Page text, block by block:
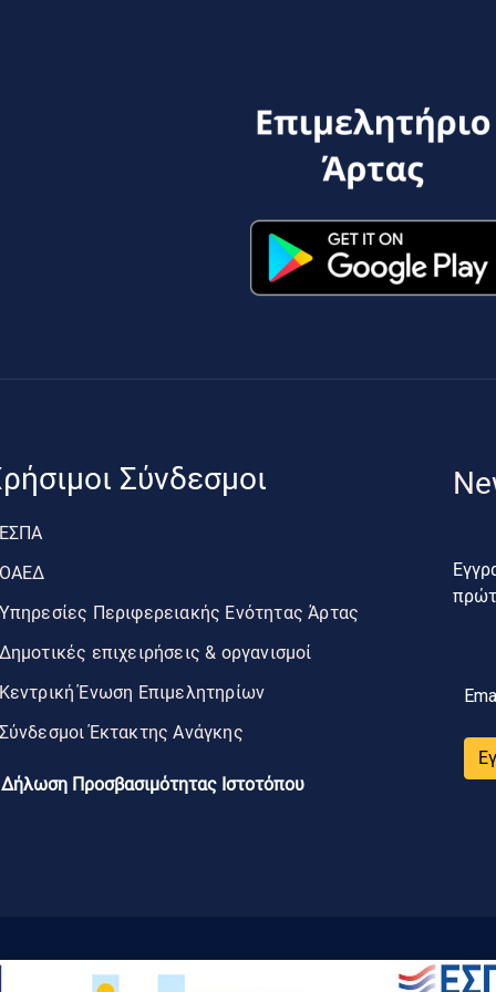
Σύνδεσμοι
Περιφερειακής Ενότητας Άρτας
επιχειρήσεις & οργανισμοί
Ένωση Επιμελητηρίων
Έκτακτης Ανάγκης
Δήλωση Προσβασιμότητας Ιστοτόπου